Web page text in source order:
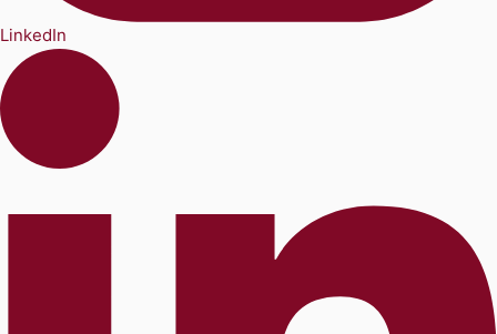
LinkedIn